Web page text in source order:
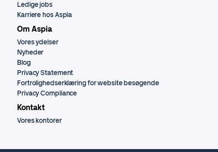
Ledige jobs
Karriere hos Aspia
Om Aspia
Vores ydelser
Nyheder
Blog
Privacy Statement
Fortrolighedserklæring for website besøgende
Privacy Compliance
Kontakt
Vores kontorer